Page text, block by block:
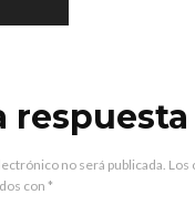
respuesta
no será publicada. Los
con *